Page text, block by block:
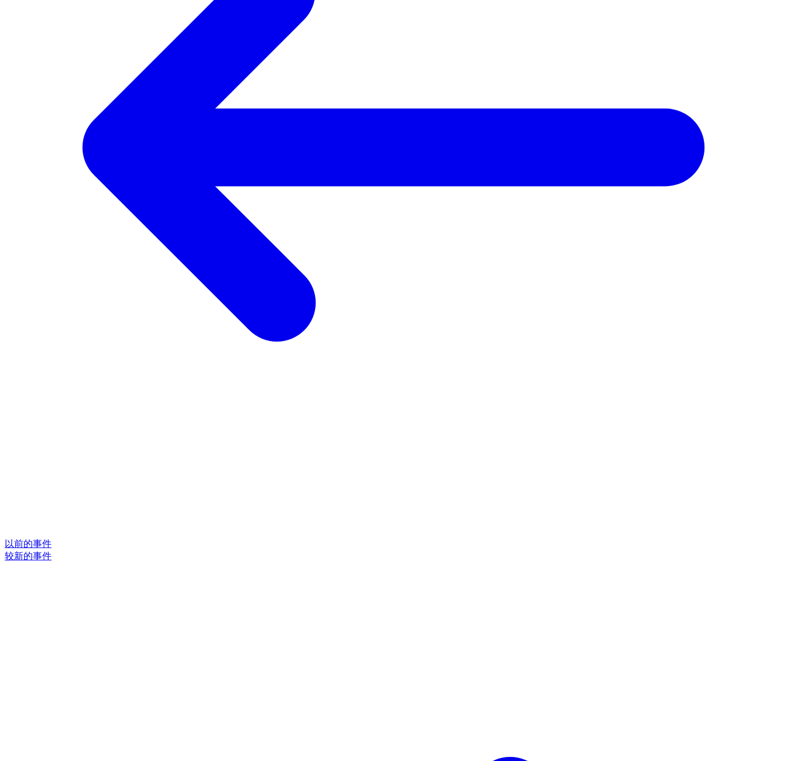
以前的事件
较新的事件